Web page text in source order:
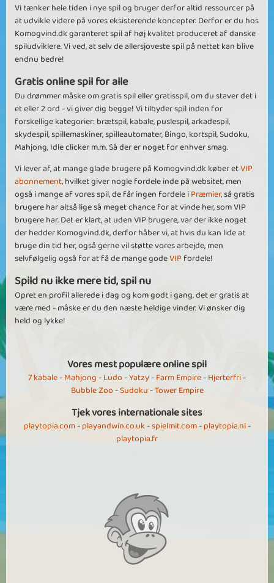
Vi tænker hele tiden i nye spil og bruger derfor altid ressourcer på
at udvikle videre på vores eksisterende koncepter. Derfor er du hos
Komogvind.dk garanteret spil af høj kvalitet produceret af danske
spiludviklere. Vi ved, at selv de allersjoveste spil på nettet kan blive
endnu bedre!
Gratis online spil for alle
Du drømmer måske om gratis spil eller gratisspil, om du staver det i
et eller 2 ord - vi giver dig begge! Vi tilbyder spil inden for
forskellige kategorier: brætspil, kabale, puslespil, arkadespil,
skydespil, spillemaskiner, spilleautomater, Bingo, kortspil, Sudoku,
Mahjong, Idle clicker m.m. Så der er noget for enhver smag.
Vi lever af, at mange glade brugere på Komogvind.dk køber etVIP
abonnement, hvilket giver nogle fordele inde på websitet, men
også i mange af vores spil, de får ingen fordele iPræmier, så gratis
brugere har altså lige så meget chance for at vinde her, som VIP
brugere har. Det er klart, at uden VIP brugere, var der ikke noget
der hedder Komogvind.dk, derfor håber vi, at hvis du kan lide at
bruge din tid her, også gerne vil støtte vores arbejde, men
selvfølgelig også for at få de mange godeVIPfordele!
Spild nu ikke mere tid, spil nu
Opret en profil allerede i dag og kom godt i gang, det er gratis at
være med - måske er du den næste heldige vinder. Vi ønsker dig
held og lykke!
Vores mest populære online spil
7 kabale-Mahjong-Ludo-Yatzy-Farm Empire-Hjerterfri-
Bubble Zoo-Sudoku-Tower Empire
Tjek vores internationale sites
playtopia.com-playandwin.co.uk-spielmit.com-playtopia.nl-
playtopia.fr